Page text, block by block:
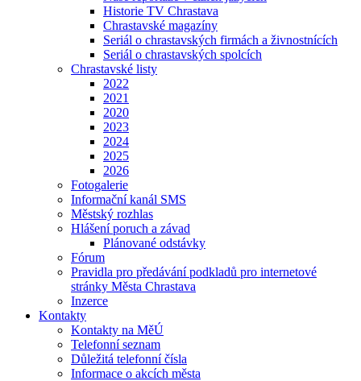
Historie TV Chrastava
Chrastavské magazíny
Seriál o chrastavských firmách a živnostnících
Seriál o chrastavských spolcích
Chrastavské listy
2022
2021
2020
2023
2024
2025
2026
Fotogalerie
Informační kanál SMS
Městský rozhlas
Hlášení poruch a závad
Plánované odstávky
Fórum
Pravidla pro předávání podkladů pro internetové
stránky Města Chrastava
Inzerce
Kontakty
Kontakty na MěÚ
Telefonní seznam
Důležitá telefonní čísla
Informace o akcích města